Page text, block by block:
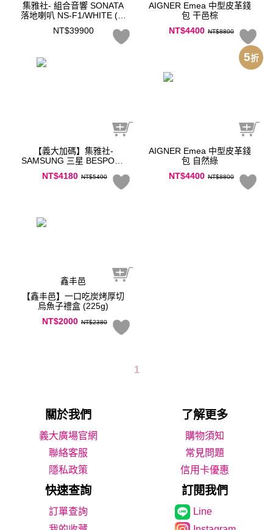
集雅社- 組合音響 SONATA
落地喇叭 NS-F1/WHITE (買
就送BLUESOUND數位串流
擴大機)
NT$39900
AIGNER Emea 中型皮革錢
包 干邑棕
NT$4400 NT$8800
【義大加碼】集雅社-
SAMSUNG 三星 BESPOKE
設計品味系列 美型微波爐
23L
NT$4180 NT$5490
AIGNER Emea 中型皮革錢
包 自然綠
NT$4400 NT$8800
5折
鑫丰邑
【鑫丰邑】一口吃炭烤厚切
烏魚子禮盒 (225g)
NT$2000 NT$2380
1
關於我們 了解更多
義大廣場官網
購物須知
聯絡客服
常見問題
隱私政策
信用卡優惠
快速查詢 訂閱我們
Line